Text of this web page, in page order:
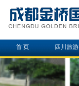
首 页 四川旅游